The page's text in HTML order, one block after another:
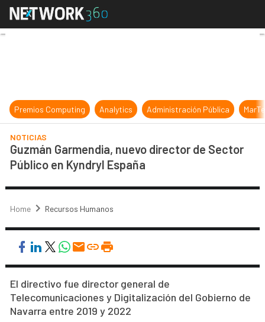
Guzmán Garmendia, nuevo
Premios Computing Analytics Administración Pública
NOTICIAS
Guzmán Garmendia, nuevo director de Sector
Público en Kyndryl España
Home Recursos Humanos
El directivo fue director general de
Telecomunicaciones y Digitalización del Gobierno de
Navarra entre 2019 y 2022